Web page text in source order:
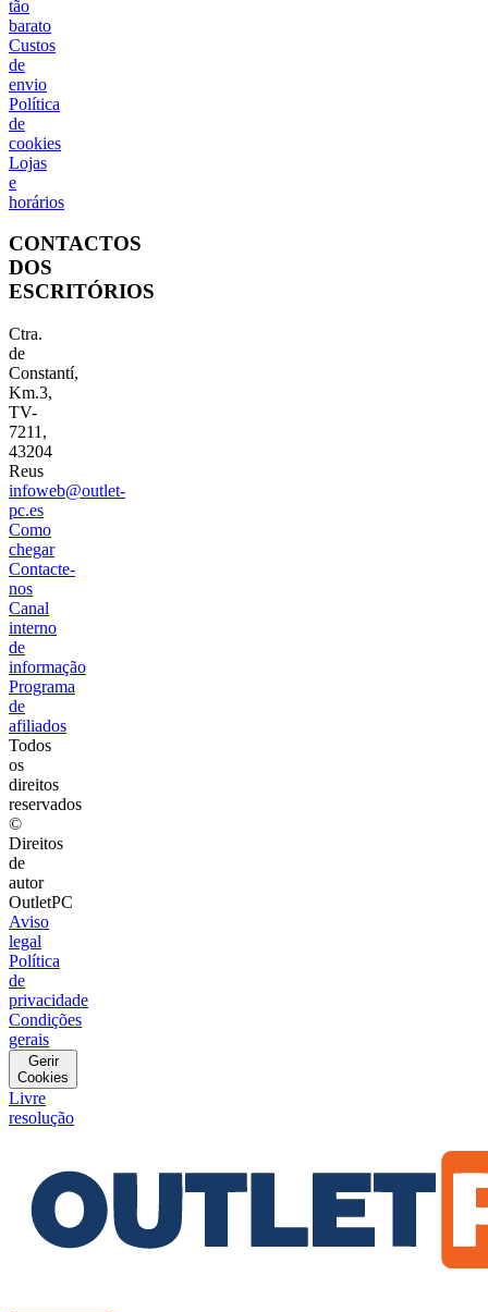
tão
barato
Custos
de
envio
Política
de
cookies
Lojas
e
horários
CONTACTOS
DOS
ESCRITÓRIOS
Ctra.
de
Constantí,
Km.3,
TV-
7211,
43204
Reus
infoweb@outlet-
pc.es
Como
chegar
Contacte-
nos
Canal
interno
de
informação
Programa
de
afiliados
Todos
os
direitos
reservados
©
Direitos
de
autor
OutletPC
Aviso
legal
Política
de
privacidade
Condições
gerais
Gerir
Cookies
Livre
resolução